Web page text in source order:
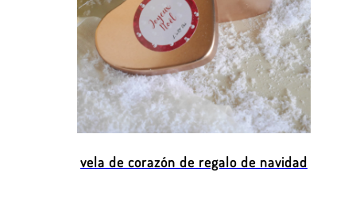
vela de corazón de regalo de navidad